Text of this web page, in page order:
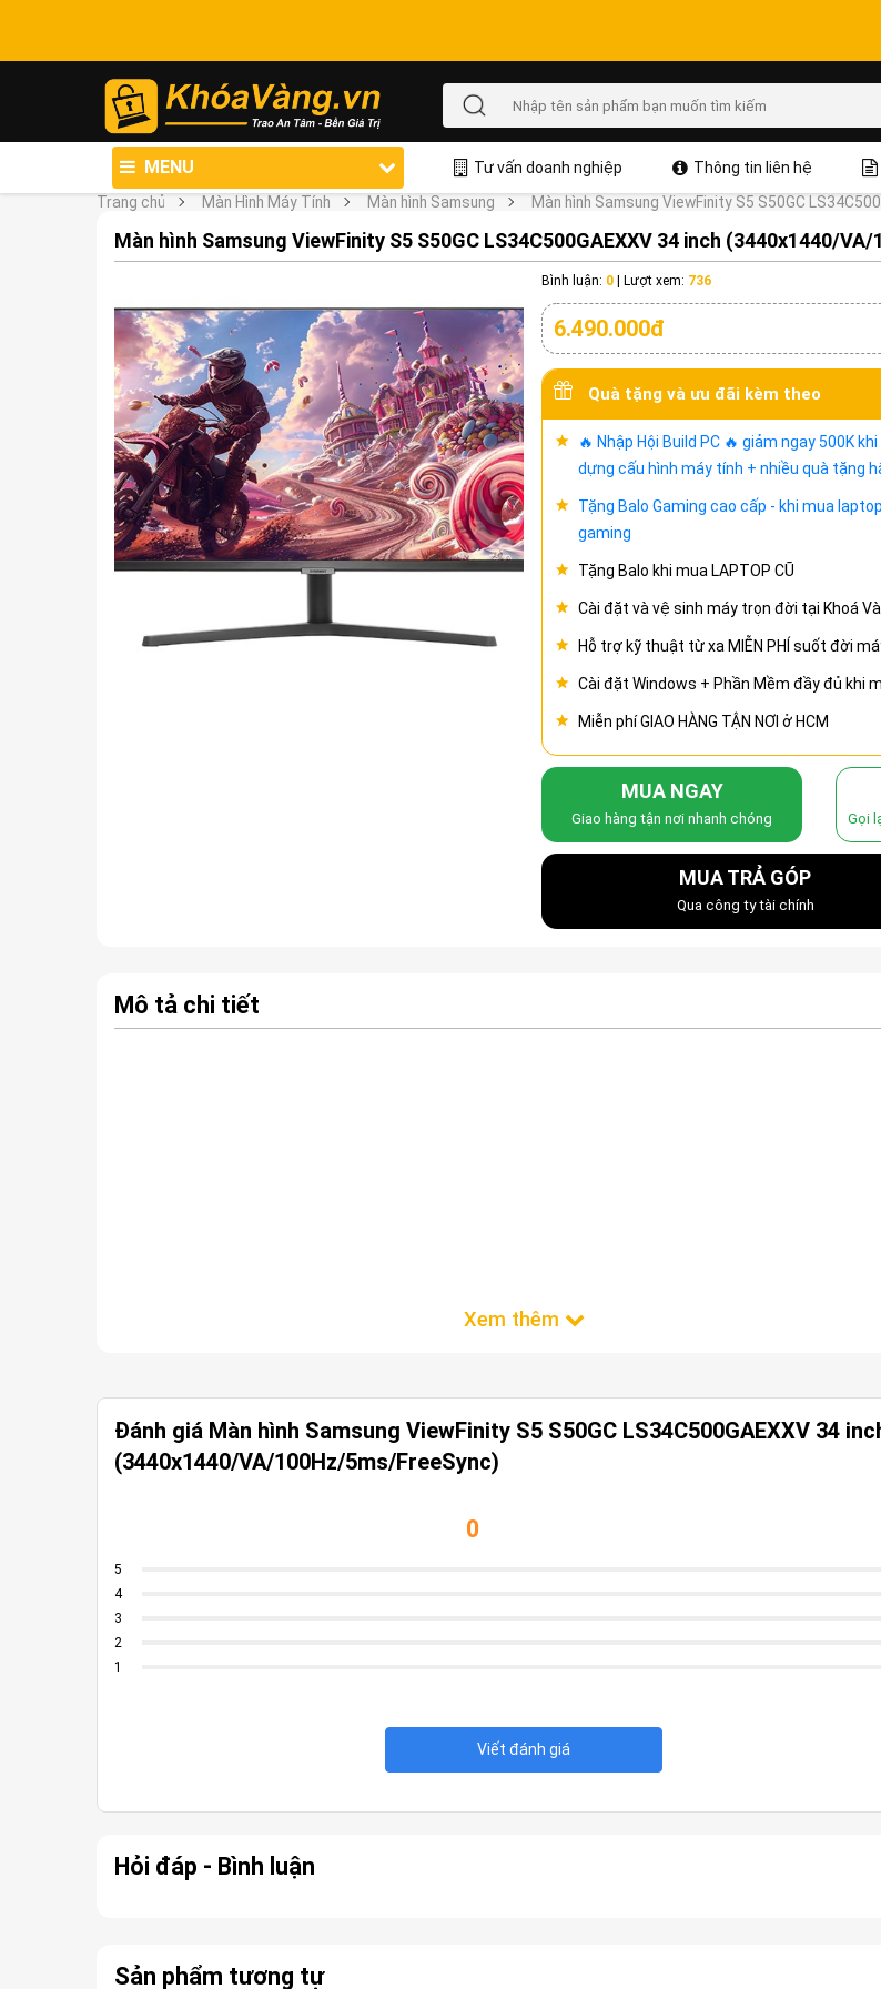
MENU Tư vấn doanh nghiệp Thông tin liên hệ
Trang chủ
Màn Hình Máy Tính Màn hình Samsung Màn hình Samsung ViewFinity S5 S50GC
Màn hình Samsung ViewFinity S5 S50GC LS34C500GAEXXV 34 inch (3440x1440/
Bình luận: 0| Lượt xem: 736
6.490.000đ
Quà tặng và ưu đãi kèm theo
🔥 Nhập Hội Build PC 🔥 giảm ngay 500K khi
dựng cấu hình máy tính + nhiều quà tặng
Tặng Balo Gaming cao cấp - khi mua laptop
gaming
Tặng Balo khi mua LAPTOP CŨ
Cài đặt và vệ sinh máy trọn đời tại Khoá
Hỗ trợ kỹ thuật từ xa MIỄN PHÍ suốt đời
Cài đặt Windows + Phần Mềm đầy đủ khi
Miễn phí GIAO HÀNG TẬN NƠI ở HCM
MUA NGAY
Giao hàng tận nơi nhanh chóng Gọi
MUA TRẢ GÓP
Qua công ty tài chính
Mô tả chi tiết
Đánh giá Màn hình Samsung ViewFinity S5 S50GC LS34C500GAEXXV 34
(3440x1440/VA/100Hz/5ms/FreeSync)
0
5
4
3
2
1
Viết đánh giá
Hỏi đáp - Bình luận
Sản phẩm tương tự